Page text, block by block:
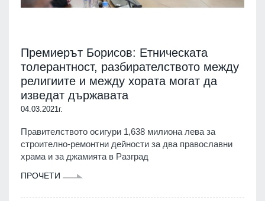
Премиерът Борисов: Етническата
толерантност, разбирателството между
религиите и между хората могат да
изведат държавата
04.03.2021г.
Правителството осигури 1,638 милиона лева за
строително-ремонтни дейности за два православни
храма и за джамията в Разград
ПРОЧЕТИ